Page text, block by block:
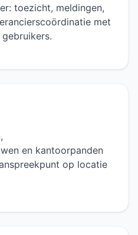
toezicht, meldingen,
met
en kantoorpanden
op locatie